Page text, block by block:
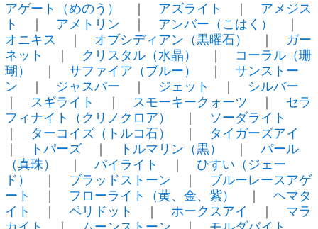
アゲート（めのう）
｜ アズライト ｜ アメジス
ト
｜ アメトリン ｜ アンバー（こはく）
｜
オニキス
｜ オブシディアン（黒曜石） ｜ ガー
ネット
｜ クリスタル（水晶） ｜ コーラル（珊
瑚）
｜ サファイア（ブルー） ｜ サンストー
ン ｜ ジャスパー ｜ ジェット ｜ シルバー
｜
スギライト ｜ スモーキークォーツ ｜ セラ
フィナイト（クリノクロア）
｜ ソーダライト
｜ ターコイズ（トルコ石） ｜ タイガーズアイ
｜
トパーズ ｜ トルマリン（黒） ｜ パール
（真珠）
｜ パイライト ｜ ひすい（ジェー
ド）
｜ ブラッドストーン ｜ ブルーレースアゲ
ート
｜ フローライト（黄、金、紫） ｜ ヘマタ
イト
｜ ペリドット ｜ ホークスアイ ｜ マラ